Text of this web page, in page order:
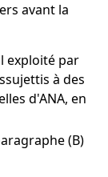
avant la
exploité par
à des
d'ANA, en
(B)